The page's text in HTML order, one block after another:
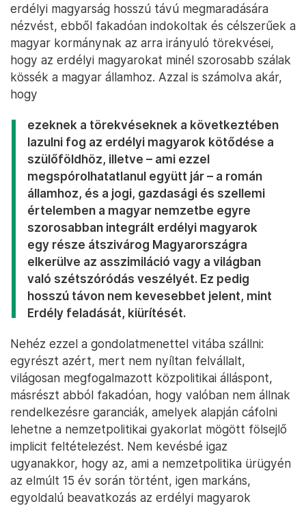
erdélyi magyarság hosszú távú megmaradására
nézvést, ebből fakadóan indokoltak és célszerűek a
magyar kormánynak az arra irányuló törekvései,
hogy az erdélyi magyarokat minél szorosabb szálak
kössék a magyar államhoz. Azzal is számolva akár,
hogy
ezeknek a törekvéseknek a következtében
lazulni fog az erdélyi magyarok kötődése a
szülőföldhöz, illetve – ami ezzel
megspórolhatatlanul együtt jár – a román
államhoz, és a jogi, gazdasági és szellemi
értelemben a magyar nemzetbe egyre
szorosabban integrált erdélyi magyarok
egy része átszivárog Magyarországra
elkerülve az asszimiláció vagy a világban
való szétszóródás veszélyét. Ez pedig
hosszú távon nem kevesebbet jelent, mint
Erdély feladását, kiürítését.
Nehéz ezzel a gondolatmenettel vitába szállni:
egyrészt azért, mert nem nyíltan felvállalt,
világosan megfogalmazott közpolitikai álláspont,
másrészt abból fakadóan, hogy valóban nem állnak
rendelkezésre garanciák, amelyek alapján cáfolni
lehetne a nemzetpolitikai gyakorlat mögött fölsejlő
implicit feltételezést. Nem kevésbé igaz
ugyanakkor, hogy az, ami a nemzetpolitika ürügyén
az elmúlt 15 év során történt, igen markáns,
egyoldalú beavatkozás az erdélyi magyarok